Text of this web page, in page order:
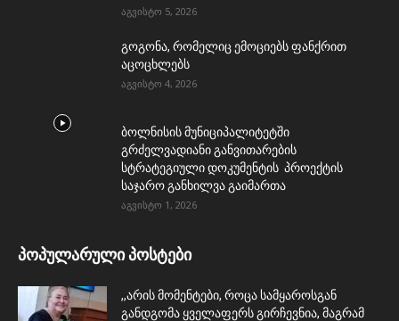
აგვისტო 5, 2026
გოგონა, რომელიც ემოციებს ფანქრით
აცოცხლებს
აგვისტო 4, 2026
ბოლნისის მუნიციპალიტეტში
გრძელვადიანი განვითარების
სტრატეგიული დოკუმენტის პროექტის
საჯარო განხილვა გაიმართა
აგვისტო 1, 2026
პოპულარული პოსტები
,,არის მომენტები, როცა სამყაროსგან
განდგომა ყველაფერს გირჩევნია, მაგრამ